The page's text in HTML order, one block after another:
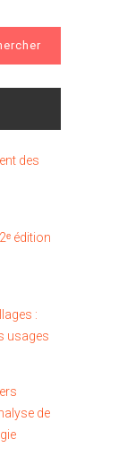
des
édition
:
usages
de